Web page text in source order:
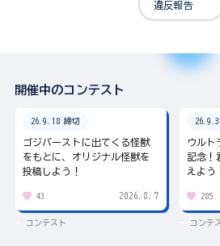
違反報告
開催中のコンテスト
26.9.18 締切
ゴジバーストに出てくる怪獣
をもとに、オリジナル怪獣を
投稿しよう！
43 2026.8.7
コンテスト
ウルト
記念！
えよう
285
コンテ